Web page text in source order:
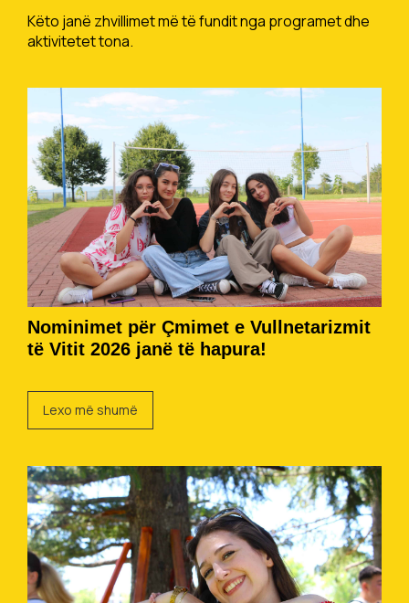
Këto janë zhvillimet më të fundit nga programet dhe
aktivitetet tona.
Nominimet për Çmimet e Vullnetarizmit
të Vitit 2026 janë të hapura!
Lexo më shumë